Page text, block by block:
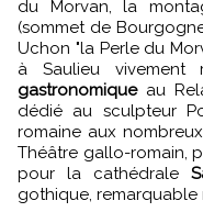
du Morvan, la
(sommet de
Uchon "la Perle du
à Saulieu vivement
gastronomiqueau
dédié au sculpteur
romaine aux
Théâtre gallo-romain,
pour la cathédrale
gothique,